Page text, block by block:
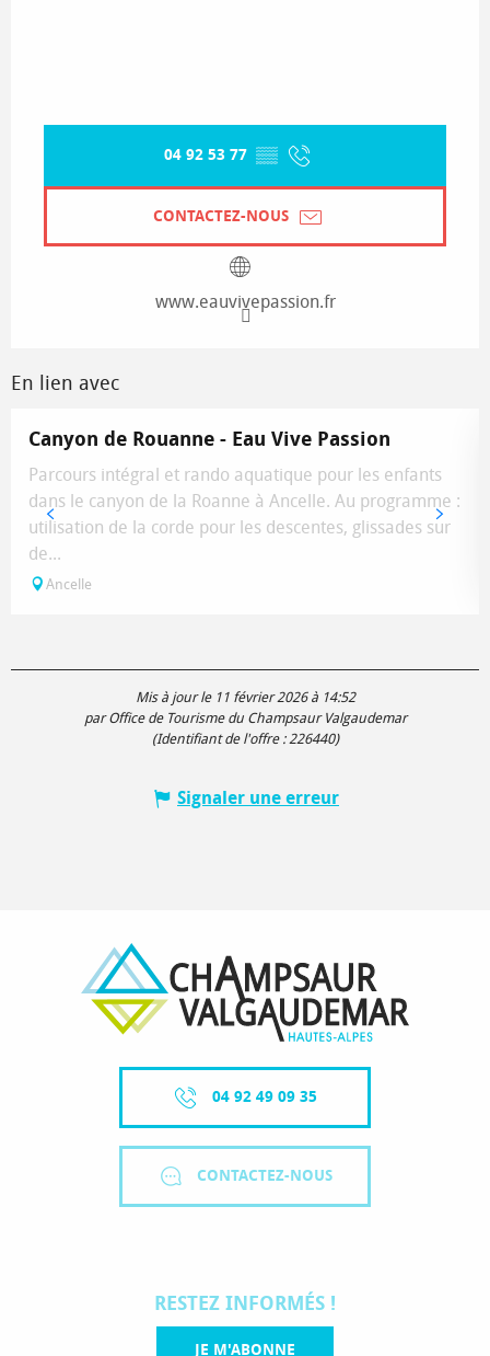
04 92 53 77 ▒▒
CONTACTEZ-NOUS
www.eauvivepassion.fr
En lien avec
Canyon de Rouanne - Eau Vive Passion
Parcours intégral et rando aquatique pour les enfants
dans le canyon de la Roanne à Ancelle. Au programme :
utilisation de la corde pour les descentes, glissades sur
de...
Ancelle
Mis à jour le 11 février 2026 à 14:52
par Office de Tourisme du Champsaur Valgaudemar
(Identifiant de l'offre :226440)
Signaler une erreur
04 92 49 09 35
CONTACTEZ-NOUS
RESTEZ INFORMÉS !
JE M'ABONNE